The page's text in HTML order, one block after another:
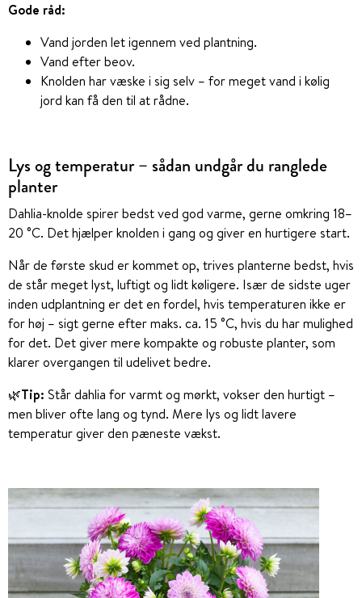
Gode råd:
Vand jorden let igennem ved plantning.
Vand efter beov.
Knolden har væske i sig selv – for meget vand i kølig
jord kan få den til at rådne.
Lys og temperatur – sådan undgår du ranglede
planter
Dahlia-knolde spirer bedst ved god varme, gerne omkring 18–
20 °C. Det hjælper knolden i gang og giver en hurtigere start.
Når de første skud er kommet op, trives planterne bedst, hvis
de står meget lyst, luftigt og lidt køligere. Især de sidste uger
inden udplantning er det en fordel, hvis temperaturen ikke er
for høj – sigt gerne efter maks. ca. 15 °C, hvis du har mulighed
for det. Det giver mere kompakte og robuste planter, som
klarer overgangen til udelivet bedre.
🌿Tip: Står dahlia for varmt og mørkt, vokser den hurtigt –
men bliver ofte lang og tynd. Mere lys og lidt lavere
temperatur giver den pæneste vækst.